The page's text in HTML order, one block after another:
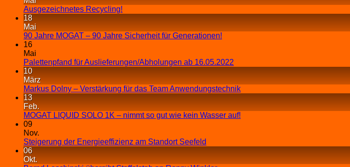
Ausgezeichnetes Recycling!
18
Mai
90 Jahre MOGAT – 90 Jahre Sicherheit für Generationen!
16
Mai
Palettenpfand für Auslieferungen/Abholungen ab 16.05.2022
10
März
Markus Dolny – Verstärkung für das Team Anwendungstechnik
13
Feb.
MOGAT LIQUID SOLO 1K – nimmt so gut wie kein Wasser auf!
09
Nov.
Steigerung der Energieeffizienz am Standort Seefeld
06
Okt.